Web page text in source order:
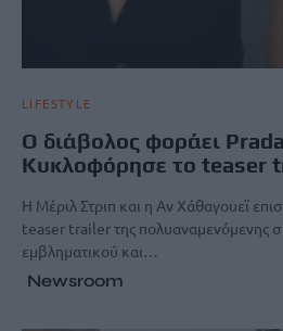
LIFESTYLE
Ο διάβολος φοράει
Κυκλοφόρησε το teaser
Η Μέριλ Στριπ και η Αν Χάθαγουεϊ
teaser trailer της πολυαναμενόμενης
εμβληματικού και…
Newsroom